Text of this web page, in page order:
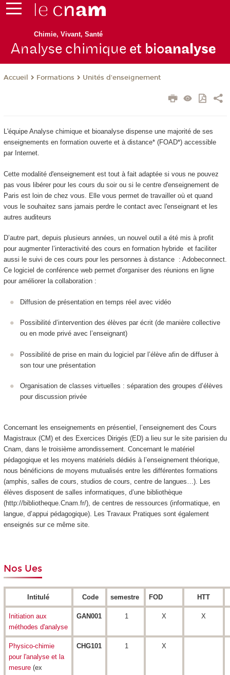
Chimie, Vivant, Santé
Analyse chimique et bioanalyse
Accueil Formations Unités d'enseignement
L'équipe Analyse chimique et bioanalyse dispense une majorité de ses
enseignements en formation ouverte et à distance* (FOAD*) accessible
par Internet.
Cette modalité d'enseignement est tout à fait adaptée si vous ne pouvez
pas vous libérer pour les cours du soir ou si le centre d'enseignement de
Paris est loin de chez vous. Elle vous permet de travailler où et quand
vous le souhaitez sans jamais perdre le contact avec l'enseignant et les
autres auditeurs
D’autre part, depuis plusieurs années, un nouvel outil a été mis à profit
pour augmenter l’interactivité des cours en formation hybrideet faciliter
aussi le suivi de ces cours pour les personnes à distance : Adobeconnect.
Ce logiciel de conférence web permet d'organiser des réunions en ligne
pour améliorer la collaboration :
Diffusion de présentation en temps réel avec vidéo
Possibilité d’intervention des élèves par écrit (de manière collective
ou en mode privé avec l’enseignant)
Possibilité de prise en main du logiciel par l’élève afin de diffuser à
son tour une présentation
Organisation de classes virtuelles : séparation des groupes d’élèves
pour discussion privée
Concernant les enseignements en présentiel, l’enseignement des Cours
Magistraux (CM) et des Exercices Dirigés (ED) a lieu sur le site parisien du
Cnam, dans le troisième arrondissement. Concernant le matériel
pédagogique et les moyens matériels dédiés à l’enseignement théorique,
nous bénéficions de moyens mutualisés entre les différentes formations
(amphis, salles de cours, studios de cours, centre de langues…). Les
élèves disposent de salles informatiques, d’une bibliothèque
(http://bibliotheque.Cnam.fr/), de centres de ressources (informatique, en
langue, d’appui pédagogique). Les Travaux Pratiques sont également
enseignés sur ce même site.
Nos Ues
Intitulé Code semestre FOD HTT
Initiation aux
méthodes d'analyse
GAN001 1 X X
Physico-chimie
pour l'analyse et la
mesure (ex
CHG101 1 X